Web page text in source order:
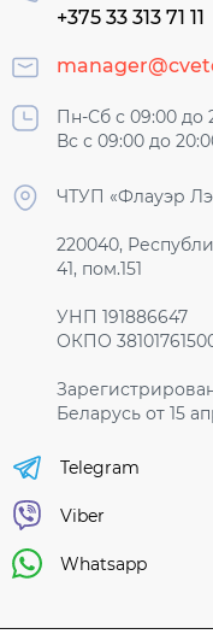
+375 33 313 71 11
Пн-Сб с 09:00 до
Вс с 09:00 до
ЧТУП «Флауэр
220040,
41, пом.151
УНП 191886647
ОКПО
Беларусь от 15
Telegram
Viber
Whatsapp